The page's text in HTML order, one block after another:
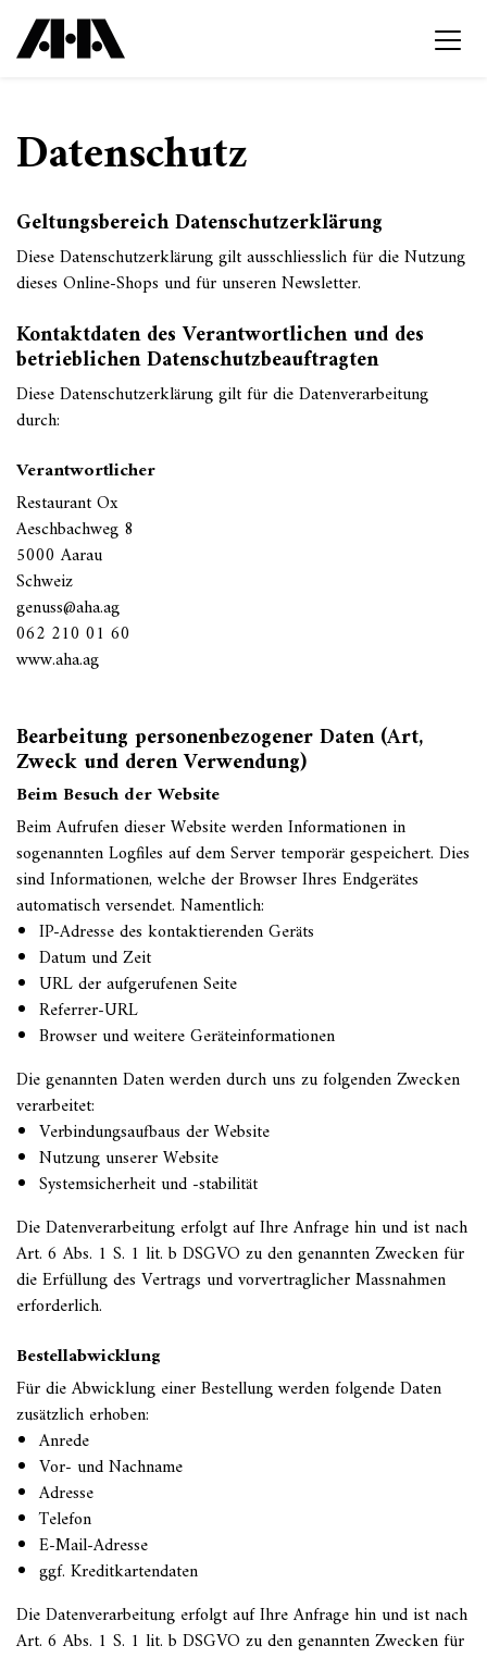
Datenschutz
Geltungsbereich Datenschutzerklärung
Diese Datenschutzerklärung gilt ausschliesslich für die Nutzung
dieses Online-Shops und für unseren Newsletter.
Kontaktdaten des Verantwortlichen und des
betrieblichen Datenschutzbeauftragten
Diese Datenschutzerklärung gilt für die Datenverarbeitung
durch:
Verantwortlicher
Restaurant Ox
Aeschbachweg 8
5000 Aarau
Schweiz
genuss@aha.ag
062 210 01 60
www.aha.ag
Bearbeitung personenbezogener Daten (Art,
Zweck und deren Verwendung)
Beim Besuch der Website
Beim Aufrufen dieser Website werden Informationen in
sogenannten Logfiles auf dem Server temporär gespeichert. Dies
sind Informationen, welche der Browser Ihres Endgerätes
automatisch versendet. Namentlich:
IP-Adresse des kontaktierenden Geräts
Datum und Zeit
URL der aufgerufenen Seite
Referrer-URL
Browser und weitere Geräteinformationen
Die genannten Daten werden durch uns zu folgenden Zwecken
verarbeitet:
Verbindungsaufbaus der Website
Nutzung unserer Website
Systemsicherheit und -stabilität
Die Datenverarbeitung erfolgt auf Ihre Anfrage hin und ist nach
Art. 6 Abs. 1 S. 1 lit. b DSGVO zu den genannten Zwecken für
die Erfüllung des Vertrags und vorvertraglicher Massnahmen
erforderlich.
Bestellabwicklung
Für die Abwicklung einer Bestellung werden folgende Daten
zusätzlich erhoben:
Anrede
Vor- und Nachname
Adresse
Telefon
E-Mail-Adresse
ggf. Kreditkartendaten
Die Datenverarbeitung erfolgt auf Ihre Anfrage hin und ist nach
Art. 6 Abs. 1 S. 1 lit. b DSGVO zu den genannten Zwecken für